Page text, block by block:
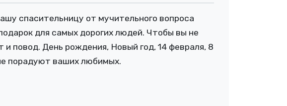
спасительницу от мучительного вопроса
для самых дорогих людей. Чтобы вы не
повод. День рождения, Новый год, 14 февраля, 8
порадуют ваших любимых.